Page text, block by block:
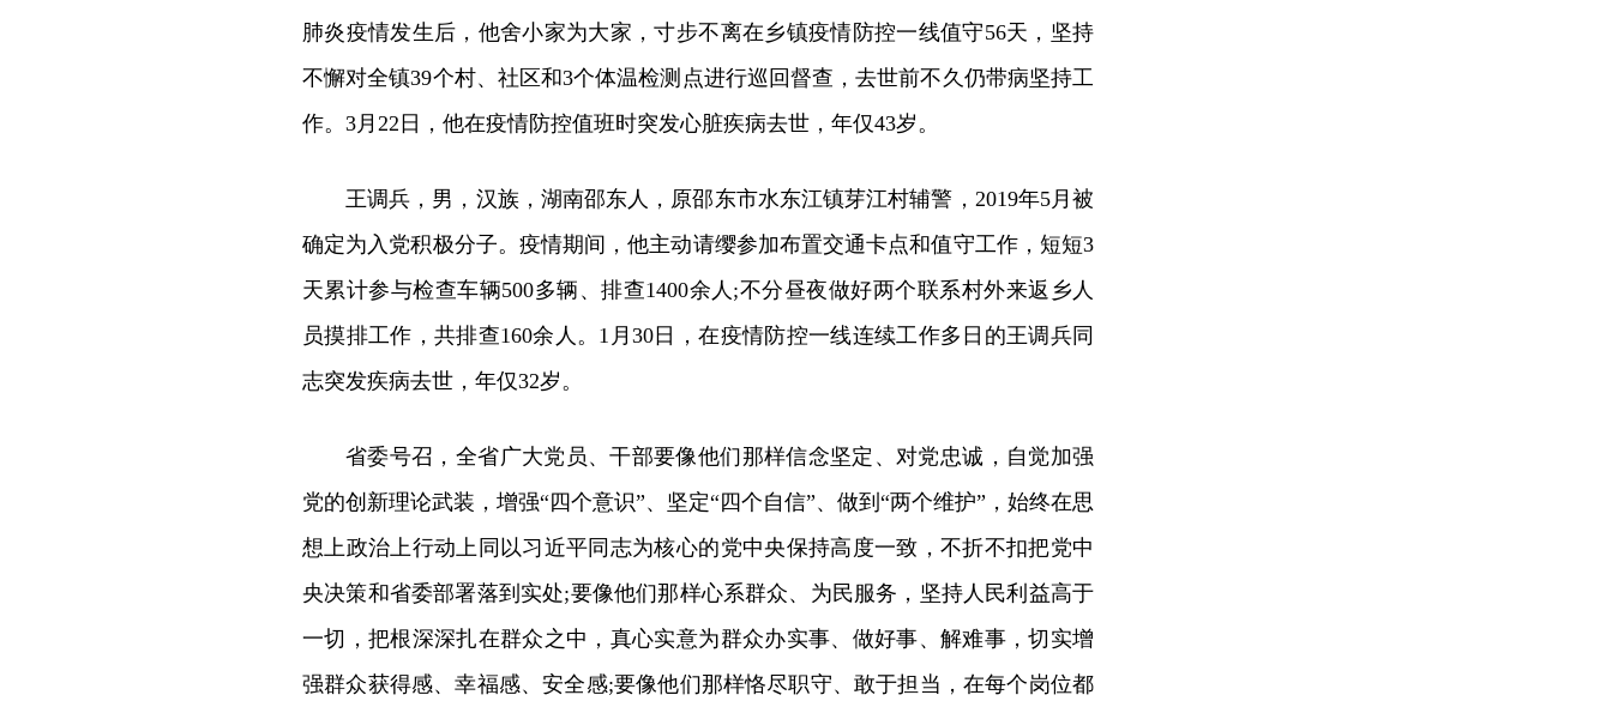
肺炎疫情发生后，他舍小家为大家，寸步不离在乡镇疫情防控一线值守56天，坚持
不懈对全镇39个村、社区和3个体温检测点进行巡回督查，去世前不久仍带病坚持工
作。3月22日，他在疫情防控值班时突发心脏疾病去世，年仅43岁。
王调兵，男，汉族，湖南邵东人，原邵东市水东江镇芽江村辅警，2019年5月被
确定为入党积极分子。疫情期间，他主动请缨参加布置交通卡点和值守工作，短短3
天累计参与检查车辆500多辆、排查1400余人;不分昼夜做好两个联系村外来返乡人
员摸排工作，共排查160余人。1月30日，在疫情防控一线连续工作多日的王调兵同
志突发疾病去世，年仅32岁。
省委号召，全省广大党员、干部要像他们那样信念坚定、对党忠诚，自觉加强
党的创新理论武装，增强“四个意识”、坚定“四个自信”、做到“两个维护”，始终在思
想上政治上行动上同以习近平同志为核心的党中央保持高度一致，不折不扣把党中
央决策和省委部署落到实处;要像他们那样心系群众、为民服务，坚持人民利益高于
一切，把根深深扎在群众之中，真心实意为群众办实事、做好事、解难事，切实增
强群众获得感、幸福感、安全感;要像他们那样恪尽职守、敢于担当，在每个岗位都